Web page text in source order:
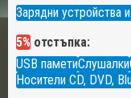
Зарядни устройства
5% отстъпка:
USB паметиСлушалки
Носители CD, DVD,